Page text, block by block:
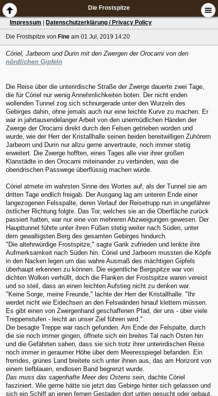
Die Frostspitze
Impressum Datenschutzerklärung / Privacy Policy
Die Frostspitze von Fine am 01 Jul, 2019 14:20
Córiel, Jarbeorn und Durin mit den Zwergen der Orocarni von den
nördlichen Gipfeln
Die Reise über die unterirdische Straße der Zwerge dauerte zwei Tage,
die für Córiel nur wenig Annehmlichkeiten boten. Der nicht enden
wollenden Tunnel zog sich schnurgerade unter den Wurzeln des
Gebirges dahin, ohne jemals auch nur eine leichte Kurve zu machen. Er
war in jahrtausendelanger Arbeit von den unermüdlichen Händen der
Zwerge der Orocarni direkt durch den Felsen getrieben worden und
wurde, wie der Herr der Kristallhalle seinen beiden bereitwilligen Zuhörern
Jarbeorn und Durin nur allzu gerne anvertraute, noch immer stetig
erweitert. Die Zwerge hofften, eines Tages alle vier ihrer großen
Klanstädte in den Orocarni miteinander zu verbinden, was die
oberidrischen Passwege überflüssig machen würde.
Córiel atmete im wahrsten Sinne des Wortes auf, als der Tunnel sie am
dritten Tage endlich freigab. Der Ausgang lag am unteren Ende einer
langezogenen Felsspalte, deren Verlauf der Reisetrupp nun in ungefährer
östlicher Richtung folgte. Das Tor, welches sie an die Oberfläche zurück
passiert hatten, war nur eine von mehreren Abzweigungen gewesen. Der
Haupttunnel führte unter ihren Füßen stetig weiter nach Süden, unter
dem gewaltigsten Berg des gesamten Gebirges hindurch.
"Die altehrwürdige Frostspitze," sagte Garik zufrieden und lenkte ihre
Aufmerksamkeit nach Süden hin. Córiel und Jarbeorn mussten die Köpfe
in den Nacken legen um das wahre Ausmaß des mächtigen Gipfels
überhaupt erkennen zu können. Die eigentliche Bergspitze war von
dichten Wolken verhüllt, doch die Flanken der Frostspitze waren vereist
und so steil, dass an einen leichten Aufstieg nicht zu denken war.
"Keine Sorge, meine Freunde," lachte der Herr der Kristallhalle. "Ihr
werdet nicht wie Eidechsen an den Felswänden hinauf klettern müssen.
Es gibt einen von Zwergenhand geschaffenen Pfad, der uns - über viele
Treppenstufen - leicht an unser Ziel führen wird."
Die besagte Treppe war rasch gefunden. Am Ende der Felspalte, durch
die sie noch immer gingen, öffnete sich ein breites Tal nach Osten hin
und die Gefährten sahen, dass sie sich trotz ihrer unterirdischen Reise
noch immer in geraumer Höhe über dem Meeresspiegel befanden. Ein
fremdes, grünes Land breitete sich unter ihnen aus, das am Horizont von
einem tiefblauen, endlosen Band begrenzt wurde.
Das muss das sagenhafte Meer des Ostens sein, dachte Córiel
fasziniert. Wie gerne hätte sie jetzt das Gebirge hinter sich gelassen und
sich ein Schiff an jenen fernen Gestaden dort unten gesucht oder gebaut,